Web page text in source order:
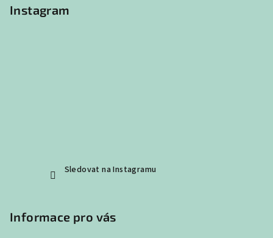
Instagram
Sledovat na Instagramu
Informace pro vás